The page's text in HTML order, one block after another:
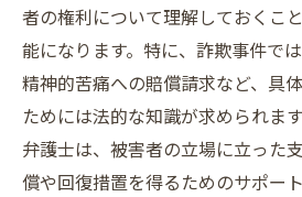
者の権利について理解しておくこ
能になります。特に、詐欺事件で
精神的苦痛への賠償請求など、具
ためには法的な知識が求められま
弁護士は、被害者の立場に立った
償や回復措置を得るためのサポー